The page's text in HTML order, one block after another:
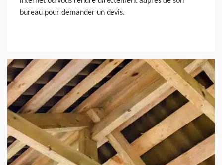
bureau pour demander un devis.